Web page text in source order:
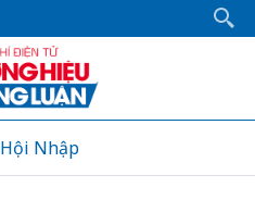
Hội Nhập